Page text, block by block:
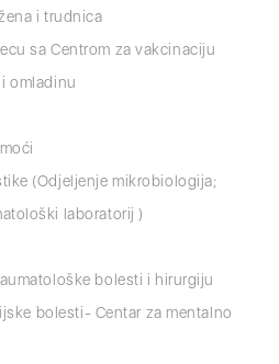
i trudnica
sa Centrom za vakcinaciju
omladinu
(Odjeljenje mikrobiologija;
laboratorij )
bolesti i hirurgiju
bolesti- Centar za mentalno